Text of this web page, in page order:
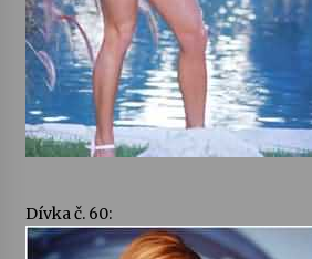
Dívka č. 60: